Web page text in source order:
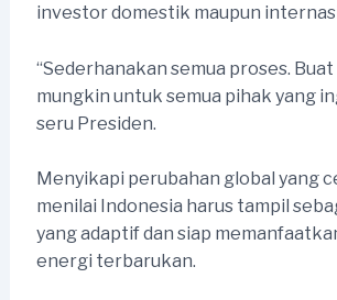
investor domestik maupun
“Sederhanakan semua proses.
mungkin untuk semua pihak yang
seru Presiden.
Menyikapi perubahan global yang
menilai Indonesia harus tampil
yang adaptif dan siap
energi terbarukan.